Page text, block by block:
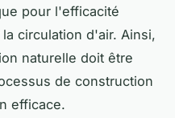
pour l'efficacité
circulation d'air. Ainsi,
naturelle doit être
de construction
efficace.